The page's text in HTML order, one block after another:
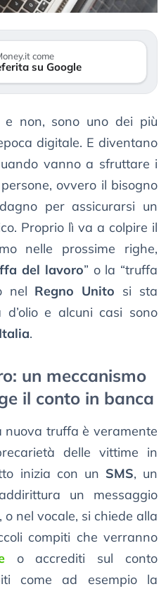
come
su Google
e non, sono uno dei più
digitale. E diventano
vanno a sfruttare i
ovvero il bisogno
per assicurarsi un
Proprio lì va a colpire il
nelle prossime righe,
del lavoro” o la “truffa
nel Regno Unito si sta
e alcuni casi sono
Italia.
un meccanismo
il conto in banca
nuova truffa è veramente
delle vittime in
inizia con un SMS, un
un messaggio
nel vocale, si chiede alla
compiti che verranno
o accrediti sul conto
come ad esempio la